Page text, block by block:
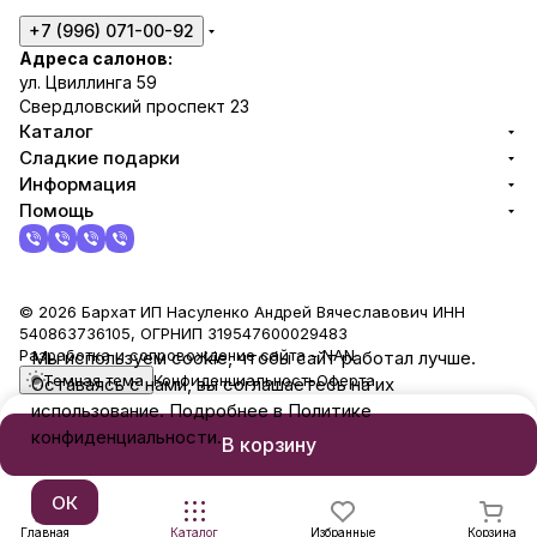
В корзину
Главная Каталог Избранные Корзина
+7 (996) 071-00-92
Адреса салонов:
ул. Цвиллинга 59
Свердловский проспект 23
Каталог
Сладкие подарки
Информация
Помощь
© 2026 Бархат ИП Насуленко Андрей Вячеславович ИНН
540863736105, ОГРНИП 319547600029483
Разработка и сопровождение сайта -NAN
Темная тема КонфиденциальностьОферта
Мы используем cookie, чтобы сайт работал лучше.
Оставаясь с нами, вы соглашаетесь на их
использование. Подробнее в Политике
конфиденциальности.
ОК